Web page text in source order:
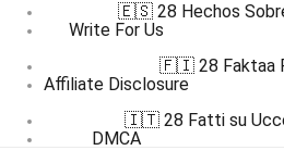
Write For Us
Affiliate Disclosure
DMCA
🇪🇸 28 Hechos
🇫🇮 28 Faktaa
🇮🇹 28 Fatti su